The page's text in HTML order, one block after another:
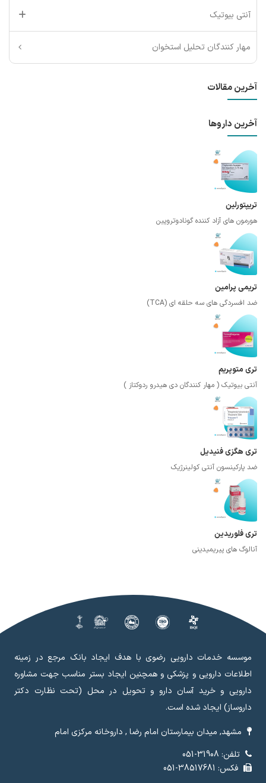
آنتی بیوتیک
مهار کنندگان تحلیل استخوان
آخرین مقالات
آخرین داروها
تریپتورلین
هورمون های آزاد کننده گونادوتروپین
تریمی پرامین
ضد افسردگی های سه حلقه ای (TCA)
تری متوپریم
آنتی بیوتیک ( مهار کنندگان دی هیدرو ردوکتاز )
تری هگزی فنیدیل
ضد پارکینسون آنتی کولینرژیک
تری فلوریدین
آنالوگ های پیریمیدینی
موسسه خدمات دارویی رضوی با هدف ایجاد بانک مرجع در زمینه
اطلاعات دارویی و پزشکی و همچنین ایجاد بستر مناسب جهت مشاوره
دارویی و خرید آسان دارو و تحویل در محل (تحت نظارت دکتر
داروساز) ایجاد شده است.
مشهد, میدان بیمارستان امام رضا , داروخانه مرکزی امام
تلفن: 31908-051
فکس: 38517681-051